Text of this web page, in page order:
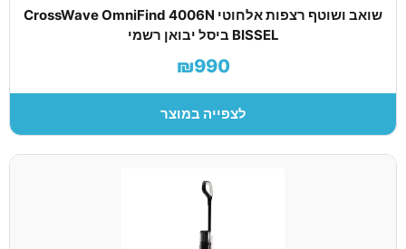
שואב ושוטף רצפות אלחוטי CrossWave OmniFind 4006N
BISSEL ביסל יבואן רשמי
₪990
לצפייה במוצר